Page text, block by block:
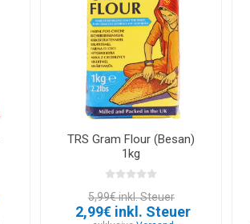
TRS Gram Flour (Besan)
1kg
5,99€ inkl. Steuer
2,99€ inkl. Steuer